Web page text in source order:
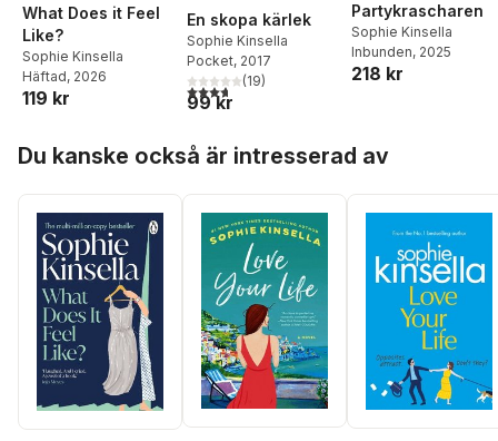
What Does it Feel
Like?
Sophie Kinsella
Häftad, 2026
119 kr
En skopa kärlek
Sophie Kinsella
Pocket, 2017
3,7utav 5 stjärnor. Totalt antal röster:
(19)
99 kr
Partykrascharen
Sophie Kinsella
Inbunden, 2025
218 kr
Du kanske också är intresserad av